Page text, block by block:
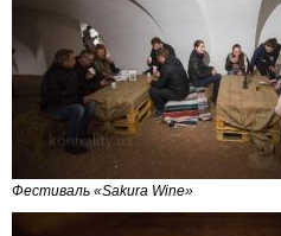
Фестиваль «Sakura Wine»